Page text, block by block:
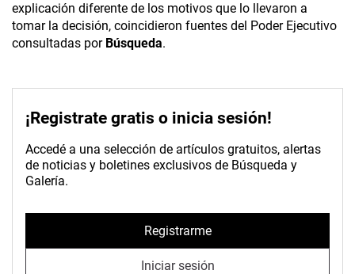
explicación diferente de los motivos que lo llevaron a
tomar la decisión, coincidieron fuentes del Poder Ejecutivo
consultadas por Búsqueda.
¡Registrate gratis o inicia sesión!
Accedé a una selección de artículos gratuitos, alertas
de noticias y boletines exclusivos de Búsqueda y
Galería.
Registrarme
Iniciar sesión